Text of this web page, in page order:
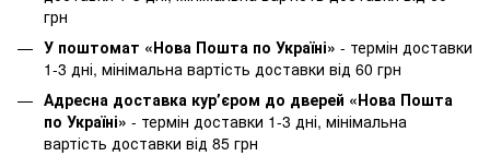
грн
У поштомат «Нова Пошта по Україні» - термін доставки
1-3 дні, мінімальна вартість доставки від 60 грн
Адресна доставка курʼєром до дверей «Нова Пошта
по Україні» - термін доставки 1-3 дні, мінімальна
вартість доставки від 85 грн